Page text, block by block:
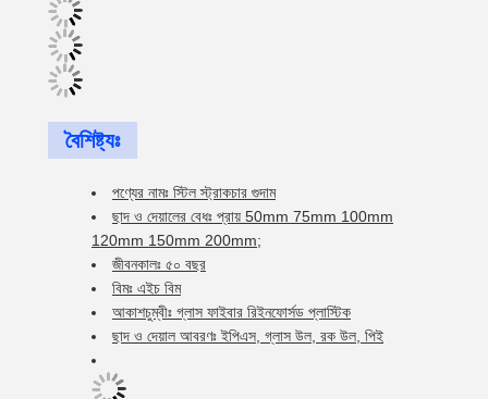
বৈশিষ্ট্যঃ
পণ্যের নামঃ স্টিল স্ট্রাকচার গুদাম
ছাদ ও দেয়ালের বেধঃ প্রায় 50mm 75mm 100mm
120mm 150mm 200mm;
জীবনকালঃ ৫০ বছর
বিমঃ এইচ বিম
আকাশচুম্বীঃ গ্লাস ফাইবার রিইনফোর্সড প্লাস্টিক
ছাদ ও দেয়াল আবরণঃ ইপিএস, গ্লাস উল, রক উল, পিই